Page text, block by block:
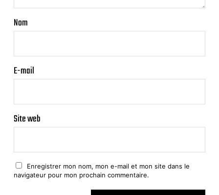
Nom
E-mail
Site web
Enregistrer mon nom, mon e-mail et mon site dans le
navigateur pour mon prochain commentaire.